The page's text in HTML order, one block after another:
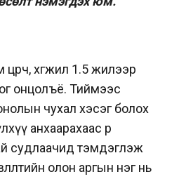
цөөрч, хөгжил 1.5 жилээр
онцолъё. Тиймээс
чухал хэсэг болох
анхаарахаас өөр
судлаачид тэмдэглэж
олон аргын нэг нь